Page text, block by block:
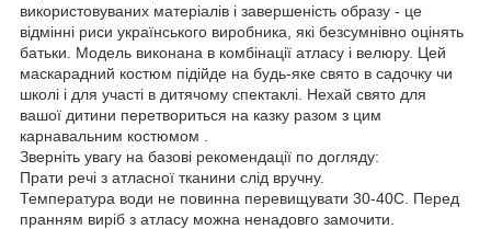
використовуваних матеріалів і завершеність образу - це
відмінні риси українського виробника, які безсумнівно оцінять
батьки. Модель виконана в комбінації атласу і велюру. Цей
маскарадний костюм підійде на будь-яке свято в садочку чи
школі і для участі в дитячому спектаклі. Нехай свято для
вашої дитини перетвориться на казку разом з цим
карнавальним костюмом .
Зверніть увагу на базові рекомендації по догляду:
Прати речі з атласної тканини слід вручну.
Температура води не повинна перевищувати 30-40С. Перед
пранням виріб з атласу можна ненадовго замочити.